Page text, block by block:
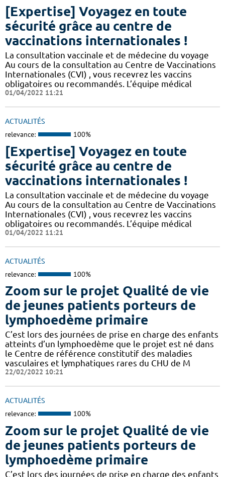
[Expertise] Voyagez en toute
sécurité grâce au centre de
vaccinations internationales !
La consultation vaccinale et de médecine du voyage
Au cours de la consultation au Centre de Vaccinations
Internationales (CVI) , vous recevrez les vaccins
obligatoires ou recommandés. L’équipe médical
01/04/2022 11:21
ACTUALITÉS
relevance: 100%
[Expertise] Voyagez en toute
sécurité grâce au centre de
vaccinations internationales !
La consultation vaccinale et de médecine du voyage
Au cours de la consultation au Centre de Vaccinations
Internationales (CVI) , vous recevrez les vaccins
obligatoires ou recommandés. L’équipe médical
01/04/2022 11:21
ACTUALITÉS
relevance: 100%
Zoom sur le projet Qualité de vie
de jeunes patients porteurs de
lymphoedème primaire
C’est lors des journées de prise en charge des enfants
atteints d’un lymphoedème que le projet est né dans
le Centre de référence constitutif des maladies
vasculaires et lymphatiques rares du CHU de M
22/02/2022 10:21
ACTUALITÉS
relevance: 100%
Zoom sur le projet Qualité de vie
de jeunes patients porteurs de
lymphoedème primaire
C’est lors des journées de prise en charge des enfants